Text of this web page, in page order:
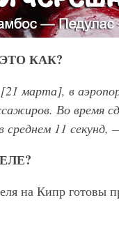
КАК?
марта], в
Во время
11 секунд,
на Кипр готовы